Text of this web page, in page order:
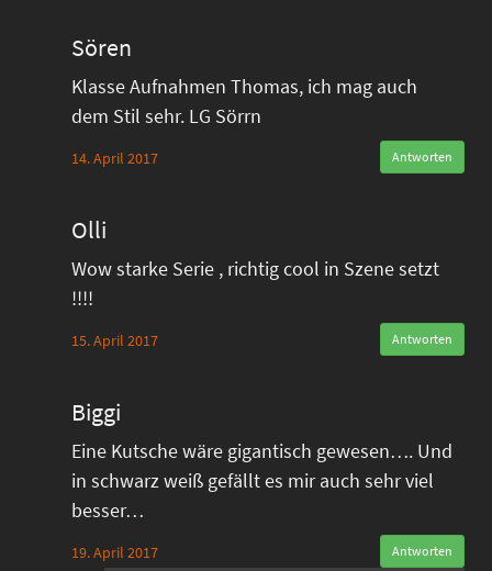
Sören
Klasse Aufnahmen Thomas, ich mag auch
dem Stil sehr. LG Sörrn
14. April 2017 Antworten
Olli
Wow starke Serie , richtig cool in Szene setzt
!!!!
15. April 2017 Antworten
Biggi
Eine Kutsche wäre gigantisch gewesen…. Und
in schwarz weiß gefällt es mir auch sehr viel
besser…
19. April 2017 Antworten